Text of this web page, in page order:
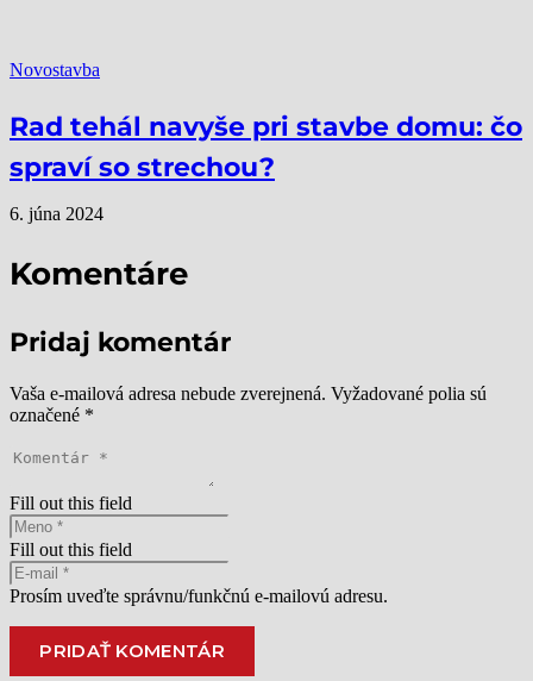
Novostavba
Rad tehál navyše pri stavbe domu: čo
spraví so strechou?
6. júna 2024
Komentáre
Pridaj komentár
Vaša e-mailová adresa nebude zverejnená. Vyžadované polia sú
označené *
Fill out this field
Fill out this field
Prosím uveďte správnu/funkčnú e-mailovú adresu.
PRIDAŤ KOMENTÁR